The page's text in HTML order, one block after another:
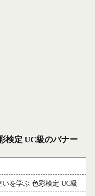
検定 UC級のバナー
を学ぶ 色彩検定 UC級